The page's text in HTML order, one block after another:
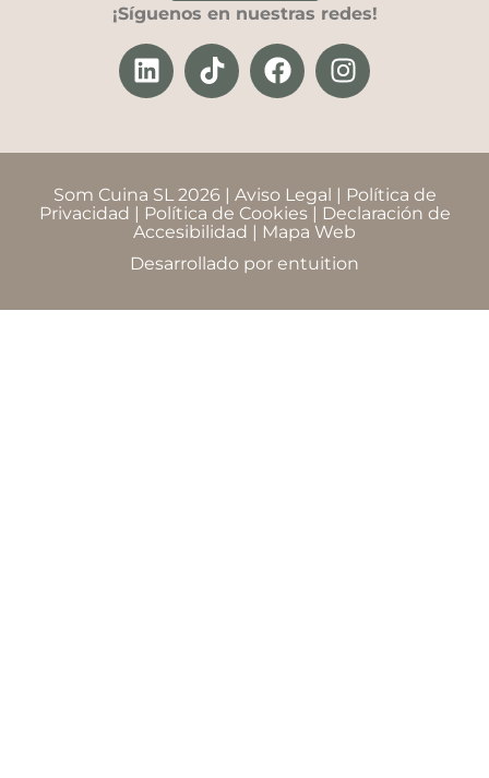
¡Síguenos en nuestras redes!
Som Cuina SL 2026 | Aviso Legal | Política de
Privacidad | Política de Cookies| Declaración de
Accesibilidad | Mapa Web
Desarrollado por entuition